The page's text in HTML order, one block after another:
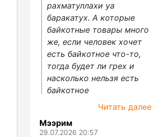
рахматуллахи уа
баракатух. А которые
байкотные товары много
же, если человек хочет
есть байкотное что-то,
тогда будет ли грех и
насколько нельзя есть
байкотное
Читать далее
Мээрим
29.07.2026 20:57